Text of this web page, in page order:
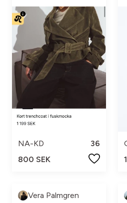
NA-KD
36
800 SEK
Vera Palmgren